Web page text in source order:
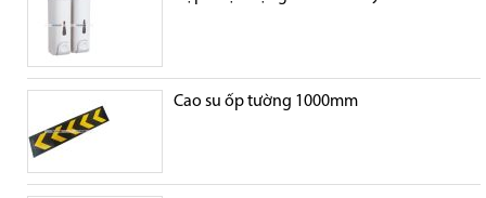
Cao su ốp tường 1000mm